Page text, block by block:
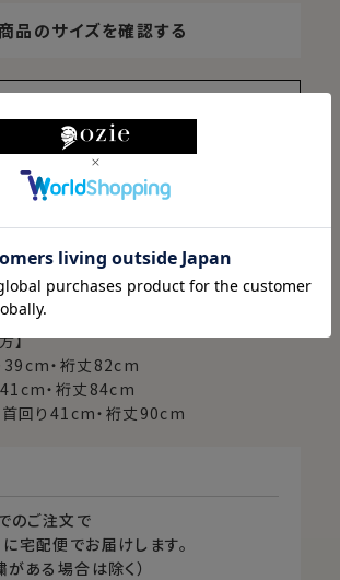
品のサイズを確認する
でカートに入れる前に追加ください
＆イニシャル刺繍を追加
色を選んでカートに入れる
予定がございます
】
・裄丈82cm
・裄丈84cm
回り41cm・裄丈90cm
のご注文で
に宅配便 でお届けします。
ある場合は除く）